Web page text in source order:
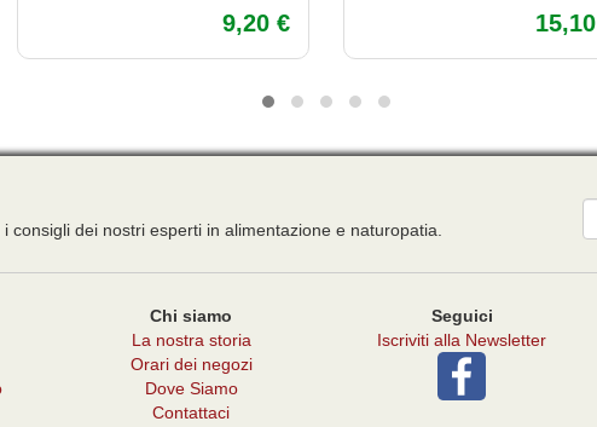
9,20 €
dei nostri esperti in alimentazione e naturopatia.
Chi siamo
La nostra storia
Orari dei negozi
Dove Siamo
Contattaci
Seguici
Iscriviti alla Newsletter